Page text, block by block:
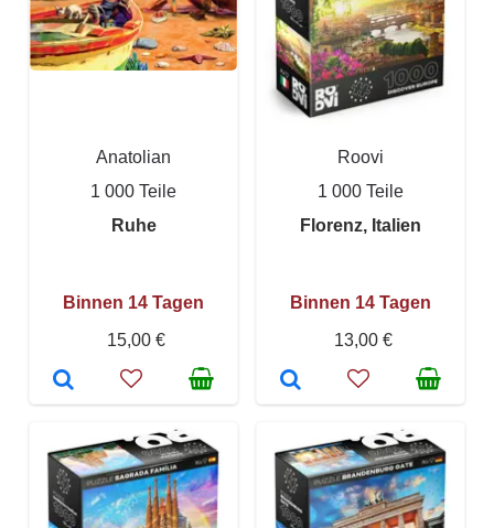
Anatolian
1 000 Teile
Ruhe
Binnen 14 Tagen
15,00 €
Roovi
1 000 Teile
Florenz, Italien
Binnen 14 Tagen
13,00 €